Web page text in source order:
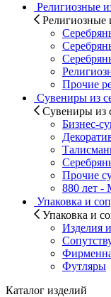
Религиозные
Религиозные
Прочие
Сувениры из
Сувениры из
Бизнес-
Прочие
880 лет -
Упаковка и
Упаковка и
Изделия
Футляры
Каталог изделий